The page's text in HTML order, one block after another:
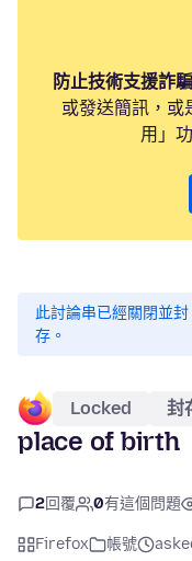
防止技術支援詐
或發送簡訊，或
用」
此討論串已經關閉並封
存。
Locked 封
place of birth
2回覆 0有這個問題
Firefox 帳號